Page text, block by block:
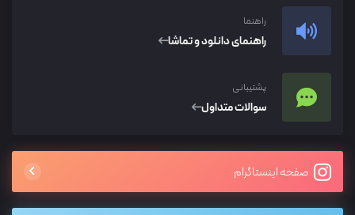
راهنما
راهنمای دانلود و تماشا
پشتیبانی
سوالات متداول
صفحه اینستاگرام